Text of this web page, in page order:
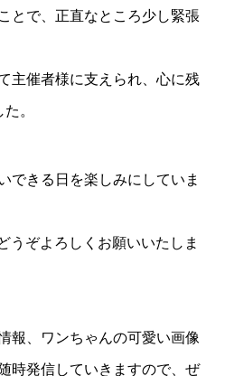
とで、正直なところ少し緊張
主催者様に支えられ、心に残
。
できる日を楽しみにしていま
うぞよろしくお願いいたしま
報、ワンちゃんの可愛い画像
時発信していきますので、ぜ